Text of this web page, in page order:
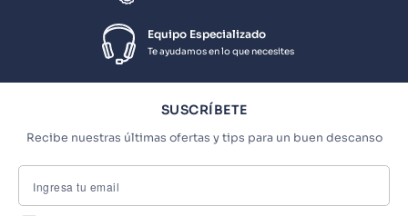
Equipo Especializado
Te ayudamos en lo que necesites
SUSCRÍBETE
Recibe nuestras últimas ofertas y tips para un buen descanso